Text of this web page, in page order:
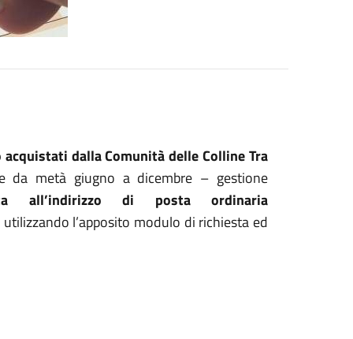
acquistati dallaComunità delle Colline Tra
da metà giugno a dicembre – gestione
all’indirizzo di posta ordinaria
utilizzando l’apposito modulo di richiesta ed